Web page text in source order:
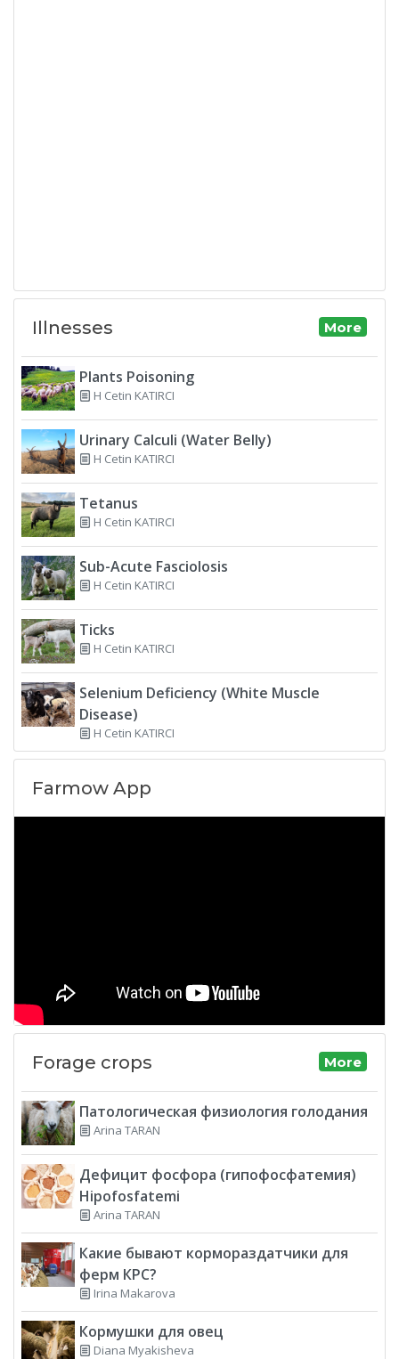
Illnesses More
Plants Poisoning
H Cetin KATIRCI
Urinary Calculi (Water Belly)
H Cetin KATIRCI
Tetanus
H Cetin KATIRCI
Sub-Acute Fasciolosis
H Cetin KATIRCI
Ticks
H Cetin KATIRCI
Selenium Deficiency (White Muscle
Disease)
H Cetin KATIRCI
Farmow App
Forage crops More
Патологическая физиология голодания
Arina TARAN
Дефицит фосфора (гипофосфатемия)
Hipofosfatemi
Arina TARAN
Какие бывают кормораздатчики для
ферм КРС?
Irina Makarova
Кормушки для овец
Diana Myakisheva